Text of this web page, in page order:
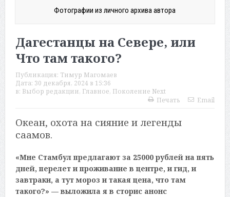
Фотографии из личного архива автора
Дагестанцы на Севере, или
Что там такого?
Публикация: Тимур Магомаев
Дата: 30 декабря, 2024 в 15:36
в: Выбор редакции, Главное, Поколение Next
Печать
Email
Океан, охота на сияние и легенды
саамов.
«Мне Стамбул предлагают за 25000 рублей на пять
дней, перелет и проживание в центре, и гид, и
завтраки, а тут мороз и такая цена, что там
такого?» — выложила я в сторис анонс